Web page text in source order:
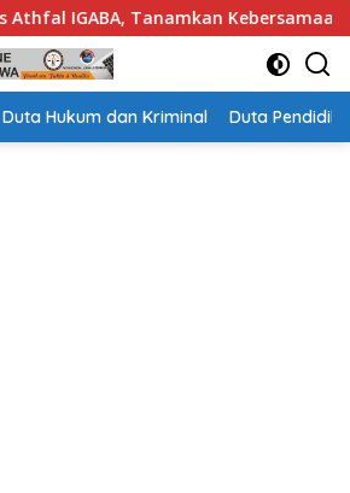
Kebersamaan Wakil
Duta Hukum dan Kriminal Duta